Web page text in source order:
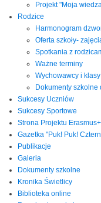
Projekt "Moja
Rodzice
Harmonogram
Oferta szkoły-
Spotkania z
Ważne terminy
Wychowawcy i klasy
Dokumenty szkolne
Sukcesy Uczniów
Sukcesy Sportowe
Strona Projektu
Gazetka "Puk! Puk!
Publikacje
Galeria
Dokumenty szkolne
Kronika Świetlicy
Biblioteka online